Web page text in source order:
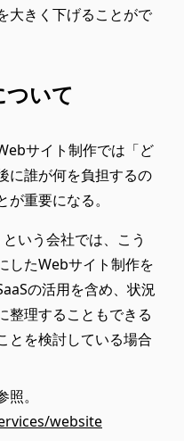
大きく下げることがで
いて
サイト制作では「ど
に誰が何を負担するの
重要になる。
いう会社では、こう
したWebサイト制作を
の活用を含め、状況
整理することもできる
とを検討している場合
。
website